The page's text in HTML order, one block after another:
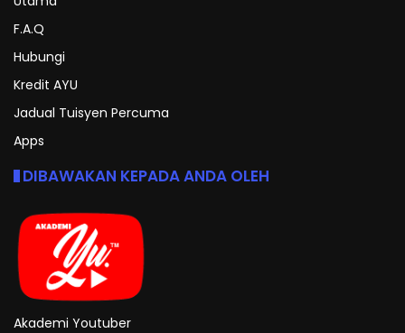
F.A.Q
Hubungi
Kredit AYU
Jadual Tuisyen Percuma
Apps
DIBAWAKAN KEPADA ANDA OLEH
Akademi Youtuber